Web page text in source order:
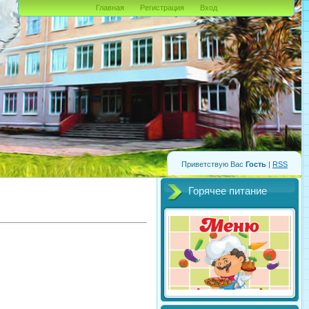
Приветствую Вас Гость | RSS
Главная Регистрация Вход
Горячее питание